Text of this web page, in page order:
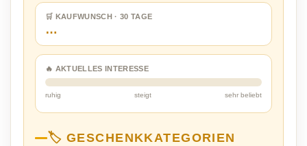
🛒 KAUFWUNSCH · 30 TAGE
…
🔥 AKTUELLES INTERESSE
ruhig steigt sehr beliebt
🏷️ GESCHENKKATEGORIEN